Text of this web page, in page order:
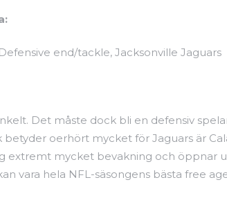
end/tackle, Jacksonville Jaguars
Det måste dock bli en defensiv
betyder oerhört mycket för Jaguars är
extremt mycket bevakning och öppnar
vara hela NFL-säsongens bästa free